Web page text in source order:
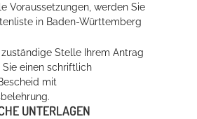
Voraussetzungen, werden Sie
in Baden-Württemberg
Stelle Ihrem Antrag
einen schriftlich
mit
UNTERLAGEN